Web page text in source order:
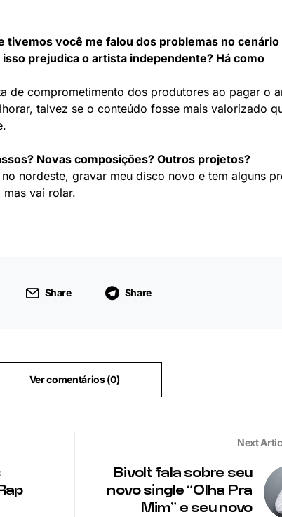
tivemos você me falou dos problemas no cenário
prejudica o artista independente? Há como
de comprometimento dos produtores ao pagar o
talvez se o conteúdo fosse mais valorizado
Novas composições? Outros projetos?
nordeste, gravar meu disco novo e tem alguns
vai rolar.
Share Share
Ver comentários (0)
Next
Bivolt fala sobre seu
novo single “Olha Pra
Mim” e seu novo